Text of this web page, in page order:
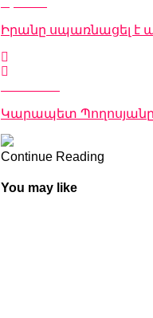
Իրանը սպառնացել է
Կարապետ Պողոսյանը
Continue Reading
You may like